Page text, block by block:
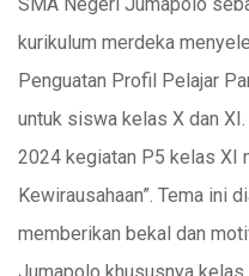
kurikulum merdeka
Penguatan Profil Pelajar
untuk siswa kelas X dan
2024 kegiatan P5 kelas XI
Kewirausahaan”. Tema ini
memberikan bekal dan